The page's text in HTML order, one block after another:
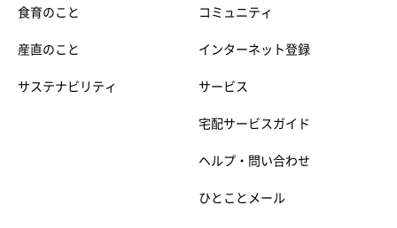
食育のこと
産直のこと
サステナビリティ
コミュニティ
インターネット登録
サービス
宅配サービスガイド
ヘルプ・問い合わせ
ひとことメール